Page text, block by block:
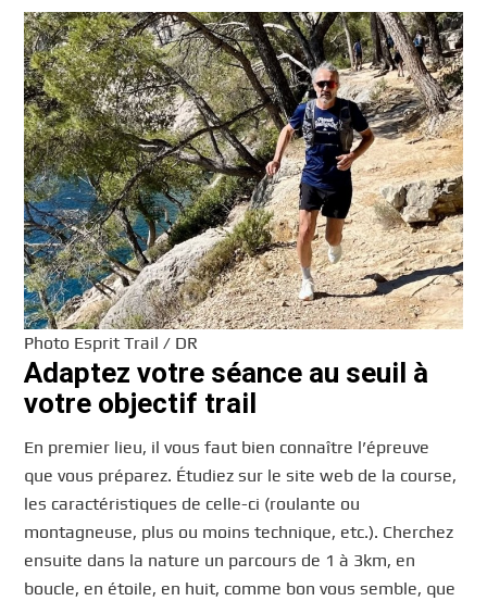
Photo Esprit Trail / DR
Adaptez votre séance au seuil à
votre objectif trail
En premier lieu, il vous faut bien connaître l’épreuve
que vous préparez. Étudiez sur le site web de la course,
les caractéristiques de celle-ci (roulante ou
montagneuse, plus ou moins technique, etc.). Cherchez
ensuite dans la nature un parcours de 1 à 3km, en
boucle, en étoile, en huit, comme bon vous semble, que